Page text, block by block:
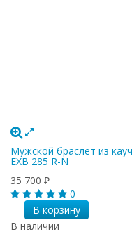
Мужской браслет из
EXB 285 R-N
35 700 ₽
0
В корзину
В наличии